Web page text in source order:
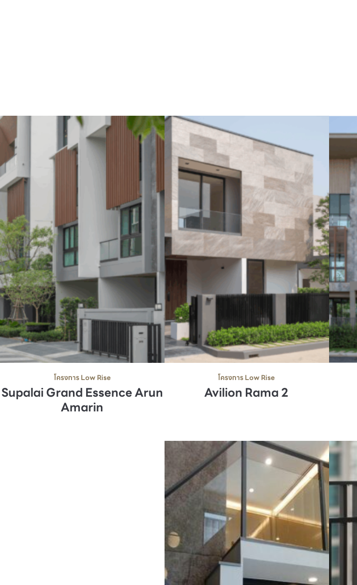
โครงการ Low Rise
Supalai Grand Essence Arun
Amarin
โครงการ Low Rise
Avilion Rama 2